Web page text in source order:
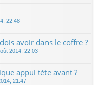
22:48
avoir dans le coffre ?
2014, 22:03
appui tète avant ?
21:47